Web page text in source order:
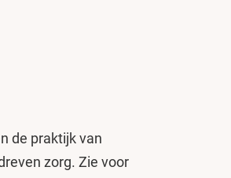
de praktijk van
zorg. Zie voor